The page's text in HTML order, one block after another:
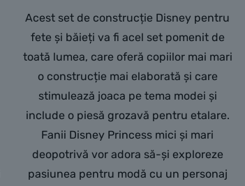
Acest set de construcție Disney pentru
fete și băieți va fi acel set pomenit de
toată lumea, care oferă copiilor mai mari
o construcție mai elaborată și care
stimulează joaca pe tema modei și
include o piesă grozavă pentru etalare.
Fanii Disney Princess mici și mari
deopotrivă vor adora să-și exploreze
pasiunea pentru modă cu un personaj